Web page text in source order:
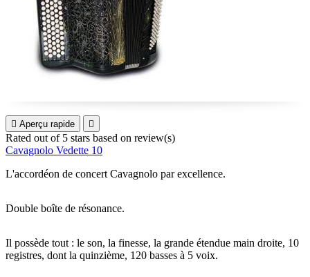
 Aperçu rapide 
Rated out of 5 stars based on review(s)
Cavagnolo Vedette 10
L'accordéon de concert Cavagnolo par excellence.
Double boîte de résonance.
Il possède tout : le son, la finesse, la grande étendue main droite, 10
registres, dont la quinzième, 120 basses à 5 voix.